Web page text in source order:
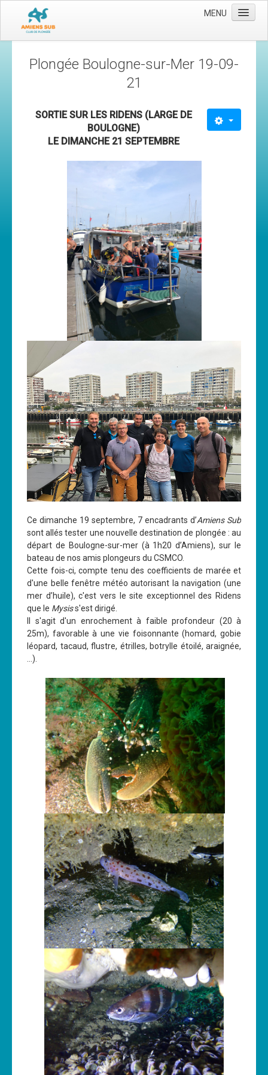
MENU
L'équipe
Le comité directeur
Plongée adultes
Plongée enfants
Dernières nouvelles
Sorties
Voyages et séjours
Planning piscine
Les formations
Niveau 1
Niveau 2
Niveau 3
Nitrox
Cours
Annonces
Plongée Boulogne-sur-Mer 19-09-
21
SORTIE SUR LES RIDENS (LARGE DE
BOULOGNE)
LE DIMANCHE 21 SEPTEMBRE
Ce dimanche 19 septembre, 7 encadrants d’Amiens Sub
sont allés tester une nouvelle destination de plongée : au
départ de Boulogne-sur-mer (à 1h20 d’Amiens), sur le
bateau de nos amis plongeurs du CSMCO.
Cette fois-ci, compte tenu des coefficients de marée et
d'une belle fenêtre météo autorisant la navigation (une
mer d’huile), c'est vers le site exceptionnel des Ridens
que le Mysiss'est dirigé.
Il s'agit d'un enrochement à faible profondeur (20 à
25m), favorable à une vie foisonnante (homard, gobie
léopard, tacaud, flustre, étrilles, botrylle étoilé, araignée,
...).